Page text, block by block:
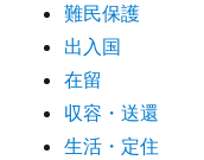
難民保護
出入国
在留
収容・送還
生活・定住